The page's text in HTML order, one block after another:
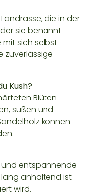
die in der
sie benannt
mit sich selbst
zuverlässige
Kush?
Blüten
süßen und
können
und entspannende
lang anhaltend ist
wird.